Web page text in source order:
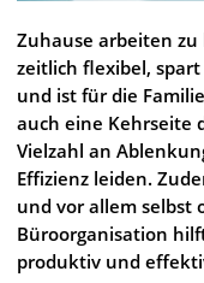
Zuhause arbeiten
zeitlich flexibel,
und ist für die
auch eine Kehrseite
Vielzahl an
Effizienz leiden.
und vor allem selbst
Büroorganisation
produktiv und